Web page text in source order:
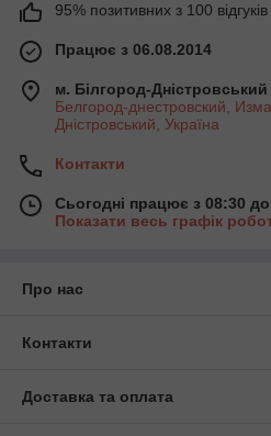
95% позитивних з 100 відгуків
Працює з 06.08.2014
м. Білгород-Дністровський
Белгород-днестровский,
Дністровський, Україна
Контакти
Сьогодні працює з 08:30
Показати весь графік
Про нас
Контакти
Доставка та оплата